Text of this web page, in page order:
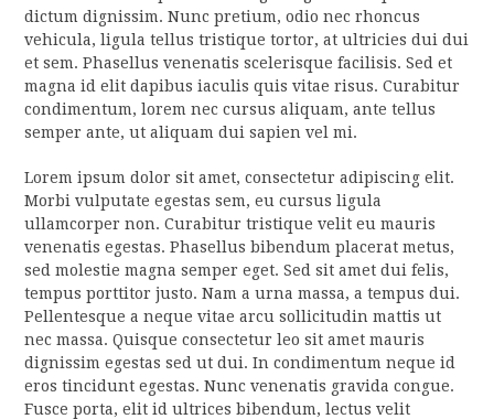
dictum dignissim. Nunc pretium, odio nec rhoncus
vehicula, ligula tellus tristique tortor, at ultricies dui dui
et sem. Phasellus venenatis scelerisque facilisis. Sed et
magna id elit dapibus iaculis quis vitae risus. Curabitur
condimentum, lorem nec cursus aliquam, ante tellus
semper ante, ut aliquam dui sapien vel mi.
Lorem ipsum dolor sit amet, consectetur adipiscing elit.
Morbi vulputate egestas sem, eu cursus ligula
ullamcorper non. Curabitur tristique velit eu mauris
venenatis egestas. Phasellus bibendum placerat metus,
sed molestie magna semper eget. Sed sit amet dui felis,
tempus porttitor justo. Nam a urna massa, a tempus dui.
Pellentesque a neque vitae arcu sollicitudin mattis ut
nec massa. Quisque consectetur leo sit amet mauris
dignissim egestas sed ut dui. In condimentum neque id
eros tincidunt egestas. Nunc venenatis gravida congue.
Fusce porta, elit id ultrices bibendum, lectus velit